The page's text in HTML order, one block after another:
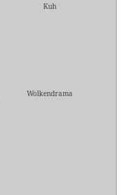
Kuh
Wolkendrama